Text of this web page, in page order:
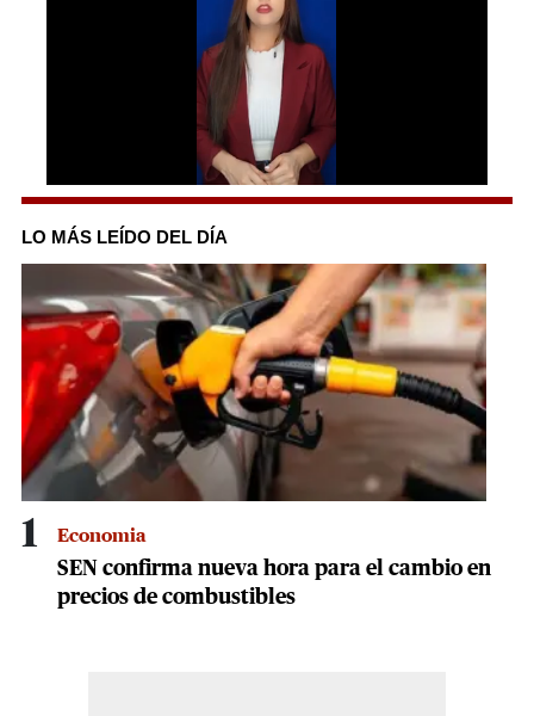
0
of
2
minutes,
seconds
LO MÁS LEÍDO DEL DÍA
1 Economia
SEN confirma nueva hora para el cambio en
precios de combustibles